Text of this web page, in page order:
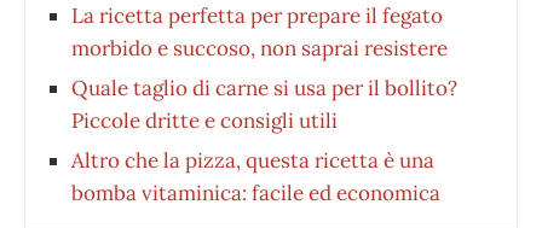
La ricetta perfetta per prepare il fegato
morbido e succoso, non saprai resistere
Quale taglio di carne si usa per il bollito?
Piccole dritte e consigli utili
Altro che la pizza, questa ricetta è una
bomba vitaminica: facile ed economica